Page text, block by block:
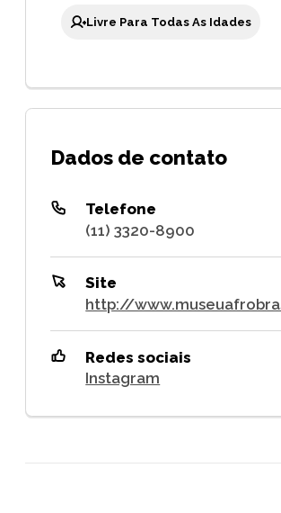
Livre Para Todas As Idades
Dados de contato
Telefone
(11) 3320-8900
Site
http://
Redes sociais
Instagram